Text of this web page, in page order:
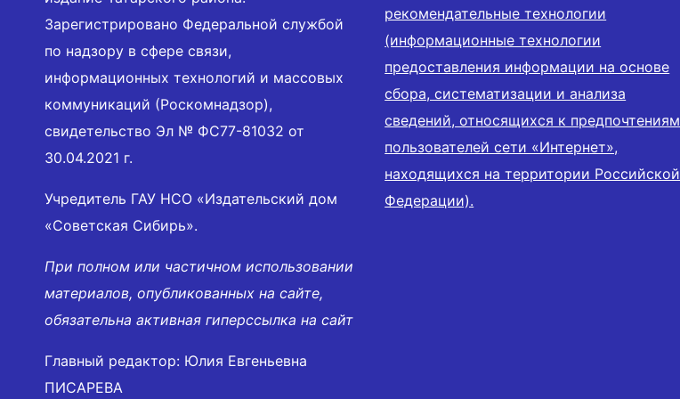
Зарегистрировано Федеральной службой
по надзору в сфере связи,
информационных технологий и массовых
коммуникаций (Роскомнадзор),
свидетельство Эл № ФС77-81032 от
30.04.2021 г.
Учредитель ГАУ НСО «Издательский дом
«Советская Сибирь».
При полном или частичном использовании
материалов, опубликованных на сайте,
обязательна активная гиперссылка на сайт
Главный редактор: Юлия Евгеньевна
ПИСАРЕВА
рекомендательные технологии
(информационные технологии
предоставления информации на основе
сбора, систематизации и анализа
сведений, относящихся к предпочтениям
пользователей сети «Интернет»,
находящихся на территории Российской
Федерации).